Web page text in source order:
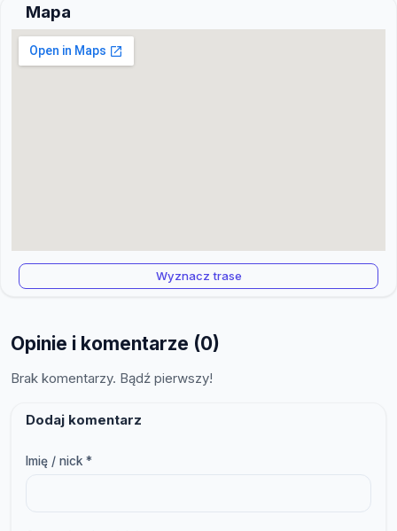
Mapa
Wyznacz trase
Opinie i komentarze (0)
Brak komentarzy. Bądź pierwszy!
Dodaj komentarz
Imię / nick *